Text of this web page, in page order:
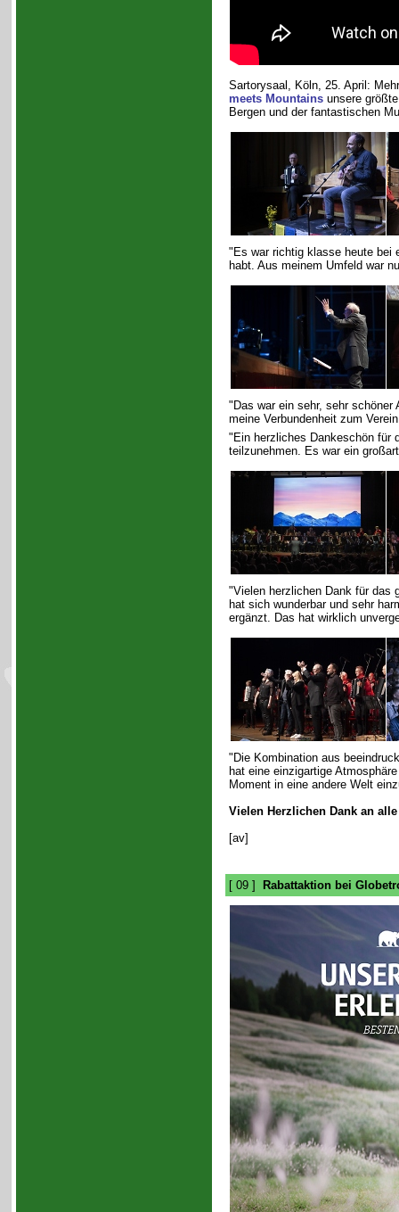
Sartorysaal, Köln, 25. April:
meets Mountainsunsere größte
Bergen und der fantastischen
"Es war richtig klasse heute bei
habt. Aus meinem Umfeld war
"Das war ein sehr, sehr schöner
meine Verbundenheit zum
"Ein herzliches Dankeschön für
teilzunehmen. Es war ein
"Vielen herzlichen Dank für das
hat sich wunderbar und sehr
ergänzt. Das hat wirklich
"Die Kombination aus
hat eine einzigartige
Moment in eine andere Welt
Vielen Herzlichen Dank an
[av]
[ 09 ] Rabattaktion bei